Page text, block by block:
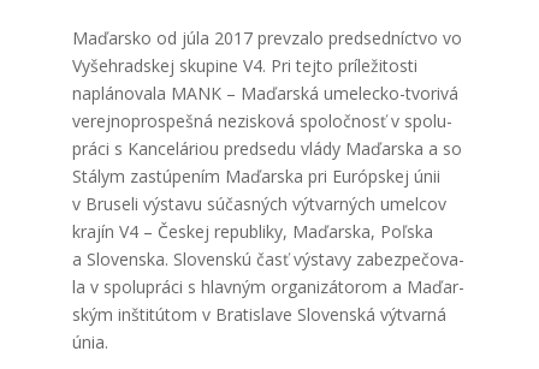
Maďar­sko od júla 2017 pre­vza­lo pred­sed­níc­tvo vo
Vyšeh­rad­skej sku­pi­ne V4. Pri tej­to prí­le­ži­tos­ti
naplá­no­va­la MANK – Maďar­ská ume­lec­ko-tvo­ri­vá
verej­nop­ros­peš­ná nezis­ko­vá spo­loč­nosť v spo­lu­
prá­ci s Kan­ce­lá­ri­ou pred­se­du vlá­dy Maďar­ska a so
Stá­lym zastú­pe­ním Maďar­ska pri Európ­skej únii
v Bru­se­li výsta­vu súčas­ných výtvar­ných umel­cov
kra­jín V4 – Čes­kej repub­li­ky, Maďar­ska, Poľ­ska
a Slo­ven­ska. Slo­ven­skú časť výsta­vy zabez­pe­čo­va­
la v spo­lu­prá­ci s hlav­ným orga­ni­zá­to­rom a Maďar­
ským inšti­tú­tom v Bra­ti­sla­ve Slo­ven­ská výtvar­ná
únia.